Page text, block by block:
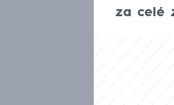
za celé